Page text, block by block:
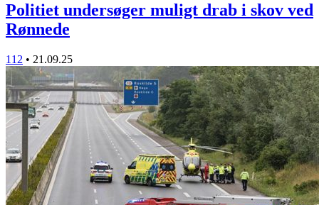
Politiet undersøger muligt drab i skov ved
Rønnede
112 • 21.09.25